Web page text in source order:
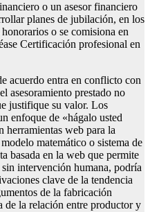
o un asesor financiero
planes de jubilación, en los
o se comisiona en
Certificación profesional en
acuerdo entra en conflicto con
asesoramiento prestado no
justifique su valor. Los
enfoque de «hágalo usted
web para la
matemático o sistema de
basada en la web que permite
intervención humana, podría
clave de la tendencia
de la fabricación
de la relación entre productor y